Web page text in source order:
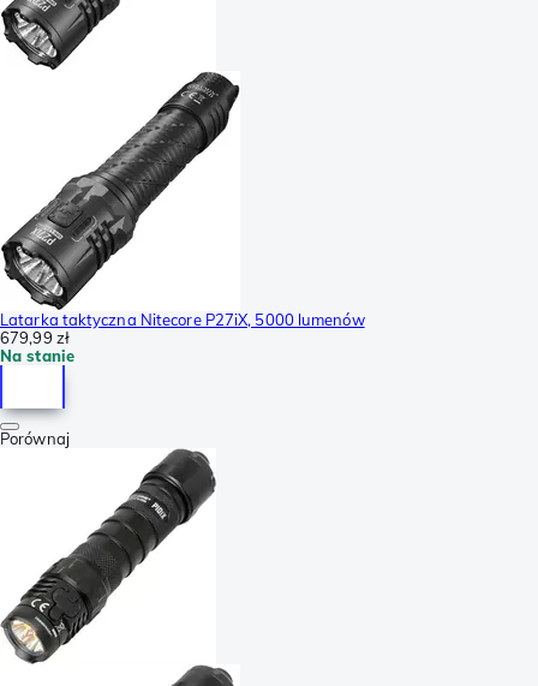
Latarka taktyczna Nitecore P27iX, 5000 lumenów
679,99 zł
Na stanie
Porównaj